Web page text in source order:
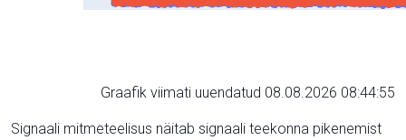
Graafik viimati uuendatud 08.08.2026 08:44:55
Signaali mitmeteelisus näitab signaali teekonna pikenemist